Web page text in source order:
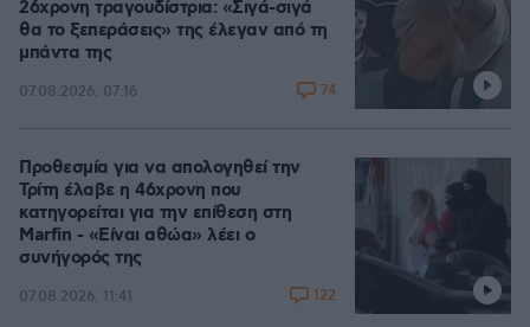
26χρονη τραγουδίστρια: «Σιγά-σιγά
θα το ξεπεράσεις» της έλεγαν από τη
μπάντα της
07.08.2026, 07:16 74
Προθεσμία για να απολογηθεί την
Τρίτη έλαβε η 46χρονη που
κατηγορείται για την επίθεση στη
Marfin - «Είναι αθώα» λέει ο
συνήγορός της
07.08.2026, 11:41 122